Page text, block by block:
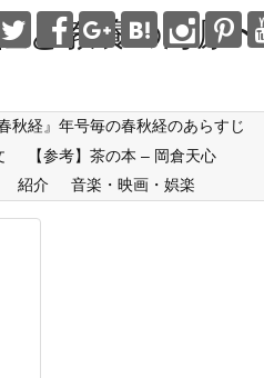
と教養の海原〜
秋経』年号毎の春秋経のあらすじ
【参考】茶の本 – 岡倉天心
紹介 音楽・映画・娯楽